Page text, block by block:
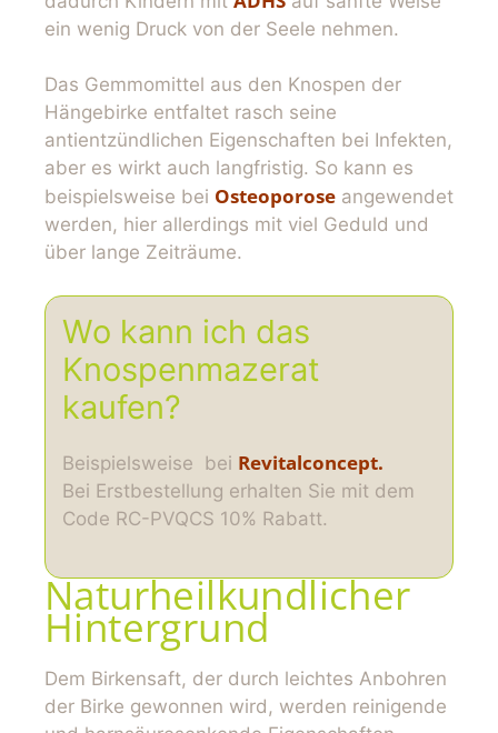
ein wenig Druck von der Seele nehmen.
Das Gemmomittel aus den Knospen der
Hängebirke entfaltet rasch seine
antientzündlichen Eigenschaften bei Infekten,
aber es wirkt auch langfristig. So kann es
beispielsweise bei Osteoporose angewendet
werden, hier allerdings mit viel Geduld und
über lange Zeiträume.
Wo kann ich das
Knospenmazerat
kaufen?
Beispielsweise bei Revitalconcept.
Bei Erstbestellung erhalten Sie mit dem
Code RC-PVQCS 10% Rabatt.
Naturheilkundlicher
Hintergrund
Dem Birkensaft, der durch leichtes Anbohren
der Birke gewonnen wird, werden reinigende